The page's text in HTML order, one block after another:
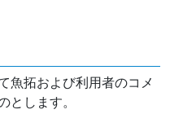
魚拓および利用者のコメ
とします。